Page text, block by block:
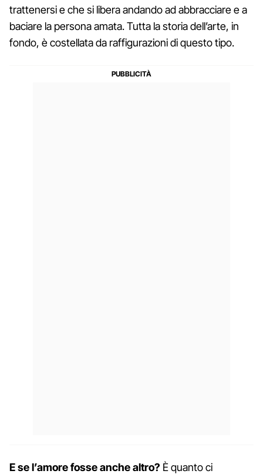
trattenersi e che si libera andando ad abbracciare e a
baciare la persona amata. Tutta la storia dell’arte, in
fondo, è costellata da raffigurazioni di questo tipo.
E se l’amore fosse anche altro? È quanto ci